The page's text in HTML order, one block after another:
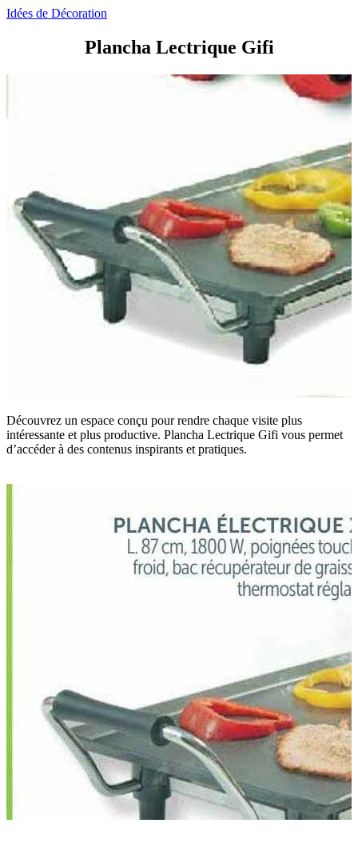
Idées de Décoration
Plancha Lectrique Gifi
Découvrez un espace conçu pour rendre chaque visite plus
intéressante et plus productive. Plancha Lectrique Gifi vous permet
d’accéder à des contenus inspirants et pratiques.